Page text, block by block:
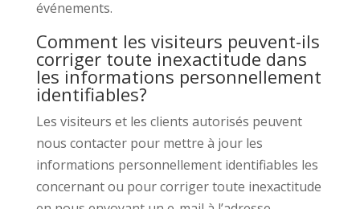
événements.
Comment les visiteurs peuvent-ils
corriger toute inexactitude dans
les informations personnellement
identifiables?
Les visiteurs et les clients autorisés peuvent
nous contacter pour mettre à jour les
informations personnellement identifiables les
concernant ou pour corriger toute inexactitude